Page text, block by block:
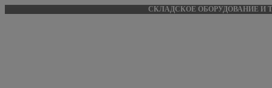
СКЛАДСКОЕ ОБОРУДОВАНИЕ И